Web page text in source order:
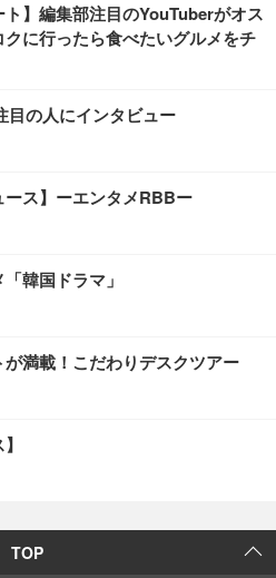
ト】編集部注目のYouTuberがオス
に行ったら食べたいグルメをチ
目の人にインタビュー
ース】ーエンタメRBBー
韓国ドラマ」
満載！こだわりデスクツアー
TOP